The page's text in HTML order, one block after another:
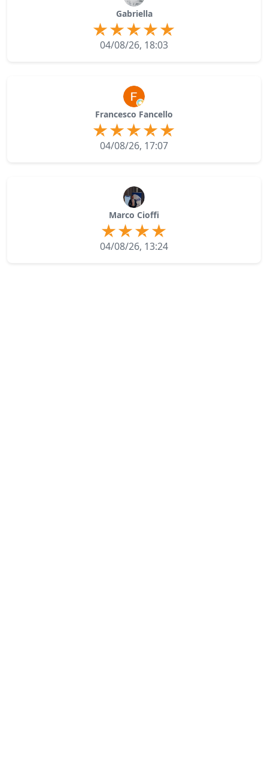
Gabriella
04/08/26, 18:03
Francesco Fancello
04/08/26, 17:07
Marco Cioffi
04/08/26, 13:24